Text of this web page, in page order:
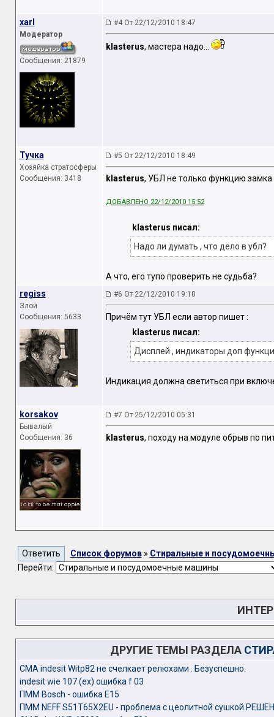
xarl
Модератор
Сообщения: 21879
#4 От 22/12/2010 18:47
klasterus, мастера надо...
Тучка
Хозяйка стратосферы
Сообщения: 3418
#5 От 22/12/2010 18:49
klasterus, УБЛ не только функцию
ДОБАВЛЕНО 22/12/2010 15:52
klasterus писал:
Надо ли думать , что дело в убл?
А что, его тупо проверить не судьба?
regiss
Злой
Сообщения: 5633
#6 От 22/12/2010 19:10
Причём тут УБЛ если автор пишет :
klasterus писал:
Дисплей , индикаторы доп
Индикация должна светиться при
korsakov
Бывалый
Сообщения: 36
#7 От 25/12/2010 05:31
klasterus, походу на модуле обрыв по
Список форумов» Стиральные и
Перейти:
ДРУГИЕ ТЕМЫ РАЗДЕЛА
CMA indesit Witp82 не счелкает релюхами . Безуспешно.
indesit wie 107 (ex) ошибка f 03
ПММ Bosch - ошибка E15
ПММ NEFF S51T65X2EU - проблема с цеолитной